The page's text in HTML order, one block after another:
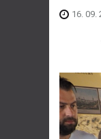
16. 09.